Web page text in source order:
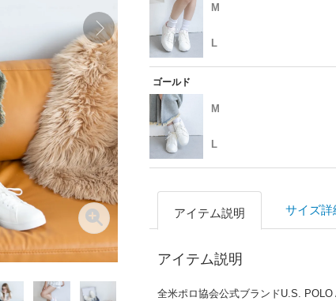
M
L
ゴールド
M
L
アイテム説明 サイズ詳
アイテム説明
全米ポロ協会公式ブランドU.S.